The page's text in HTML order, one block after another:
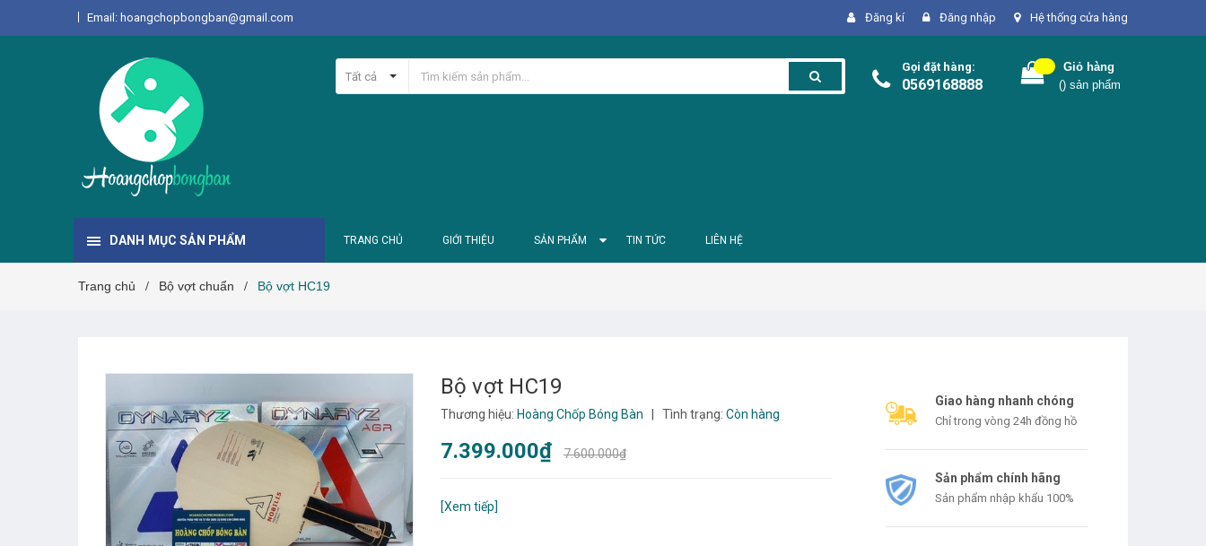
Email: hoangchopbongban@gmail.com Đăng kí Đăng nhập Hệ thống cửa hàng
Tất cả
Gọi đặt hàng:
0569168888
Giỏ hàng
() sản phẩm
DANH MỤC SẢN PHẨM TRANG CHỦ GIỚI THIỆU SẢN PHẨM TIN TỨC LIÊN HỆ
Trang chủ / Bộ vợt chuẩn / Bộ vợt HC19
Bộ vợt HC19
Thương hiệu: Hoàng Chốp Bóng Bàn Tình trạng: Còn hàng
7.399.000₫ 7.600.000₫
[Xem tiếp]
Giao hàng nhanh chóng
Chỉ trong vòng 24h đồng hồ
Sản phẩm chính hãng
Sản phẩm nhập khẩu 100%